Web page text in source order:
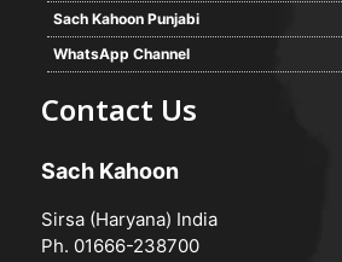
Sach Kahoon Punjabi
WhatsApp Channel
Contact Us
Sach Kahoon
Sirsa (Haryana) India
Ph. 01666-238700